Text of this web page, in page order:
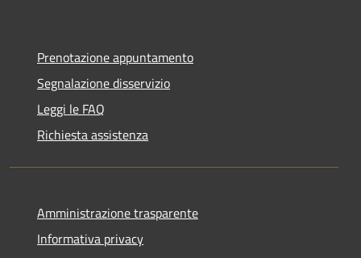
Prenotazione appuntamento
Segnalazione disservizio
Leggi le FAQ
Richiesta assistenza
Amministrazione trasparente
Informativa privacy